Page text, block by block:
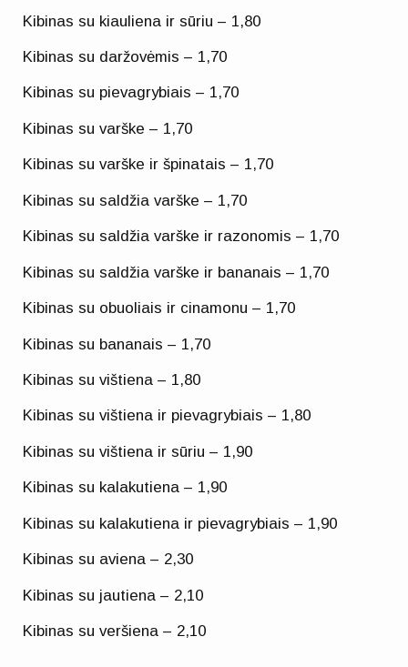
Kibinas su kiauliena ir sūriu – 1,80
Kibinas su daržovėmis – 1,70
Kibinas su pievagrybiais – 1,70
Kibinas su varške – 1,70
Kibinas su varške ir špinatais – 1,70
Kibinas su saldžia varške – 1,70
Kibinas su saldžia varške ir razonomis – 1,70
Kibinas su saldžia varške ir bananais – 1,70
Kibinas su obuoliais ir cinamonu – 1,70
Kibinas su bananais – 1,70
Kibinas su vištiena – 1,80
Kibinas su vištiena ir pievagrybiais – 1,80
Kibinas su vištiena ir sūriu – 1,90
Kibinas su kalakutiena – 1,90
Kibinas su kalakutiena ir pievagrybiais – 1,90
Kibinas su aviena – 2,30
Kibinas su jautiena – 2,10
Kibinas su veršiena – 2,10